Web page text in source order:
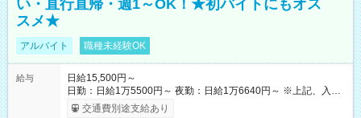
い・直行直帰・週1～OK！★初バイトにもオス
スメ★
アルバイト 職種未経験OK
給与
日給15,500円～
日勤：日給1万5500円～ 夜勤：日給1万6640円～ ※上記、入社
祝手当4000円含む(25勤務まで) ┗新任研修の終了から100日以内
交通費別途支給あり